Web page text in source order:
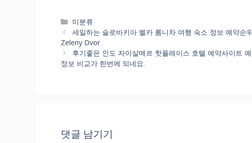
카
테
고
리
미분류
세일하는 슬로바키아 벨카 롬니차 여행 숙소 정보 예약
Zeleny Dvor
후기좋은 인도 자이살메르 핫플레이스 호텔 예약사이트
정보 비교가 한번에 되네요.
댓글 남기기